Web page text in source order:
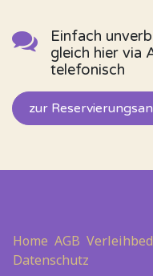
Einfach
gleich hier via
telefonisch
zur
Home AGB
Datenschutz